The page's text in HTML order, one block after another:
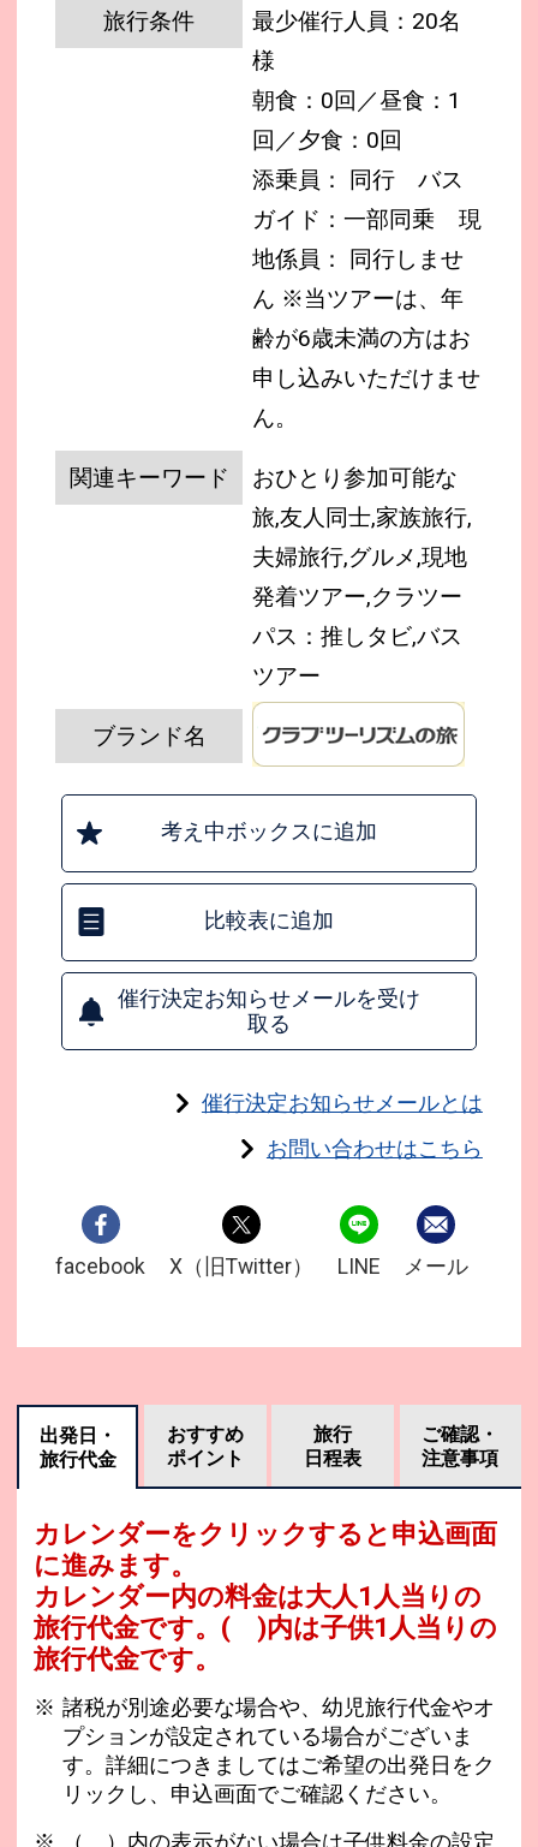
旅行条件
最少催行人員：20名
様
朝食：0回／昼食：1
回／夕食：0回
添乗員： 同行 バス
ガイド：一部同乗
現
地係員： 同行しませ
ん ※当ツアーは、年
齢が6歳未満の方はお
申し込みいただけませ
ん。
関連キーワード
おひとり参加可能な
旅,友人同士,家族旅行,
夫婦旅行,グルメ,現地
発着ツアー,クラツー
パス：推しタビ,バス
ツアー
ブランド名
考え中ボックスに追加
比較表に追加
催行決定お知らせメールを受け
取る
催行決定お知らせメールとは
お問い合わせはこちら
facebook X（旧Twitter） LINE メール
出発日・
旅行代金
おすすめ
ポイント
旅行
日程表
ご確認・
注意事項
カレンダーをクリックすると申込画面
に進みます。
カレンダー内の料金は大人1人当りの
旅行代金です。 ( )内は子供1人当りの
旅行代金です。
諸税が別途必要な場合や、幼児旅行代金やオ
プションが設定されている場合がございま
す。詳細につきましてはご希望の出発日をク
リックし、申込画面でご確認ください。
（ ）内の表示がない場合は子供料金の設定